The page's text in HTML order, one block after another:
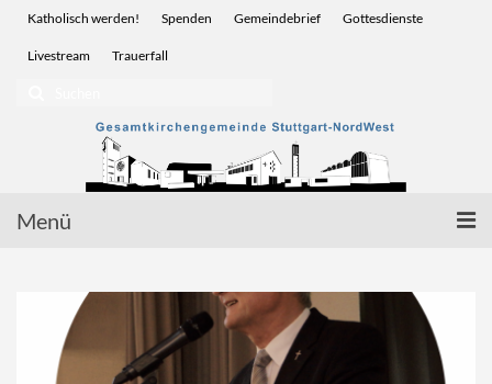
Katholisch werden! Spenden Gemeindebrief Gottesdienste
Livestream Trauerfall
Menü
Glauben | Sakramente
Wir für Sie | Service